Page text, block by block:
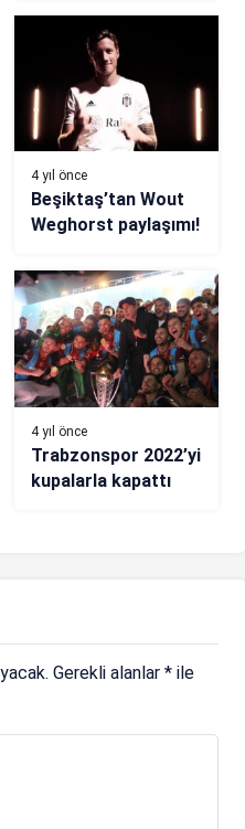
4 yıl önce
Beşiktaş’tan Wout
Weghorst paylaşımı!
4 yıl önce
Trabzonspor 2022’yi
kupalarla kapattı
Gerekli alanlar * ile